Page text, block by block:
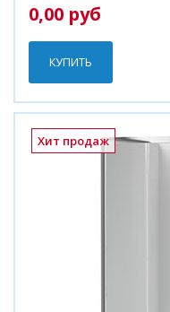
0,00 руб
КУПИТЬ
Хит продаж